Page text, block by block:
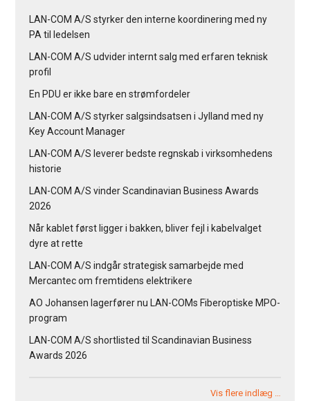
LAN-COM A/S styrker den interne koordinering med ny
PA til ledelsen
LAN-COM A/S udvider internt salg med erfaren teknisk
profil
En PDU er ikke bare en strømfordeler
LAN-COM A/S styrker salgsindsatsen i Jylland med ny
Key Account Manager
LAN-COM A/S leverer bedste regnskab i virksomhedens
historie
LAN-COM A/S vinder Scandinavian Business Awards
2026
Når kablet først ligger i bakken, bliver fejl i kabelvalget
dyre at rette
LAN-COM A/S indgår strategisk samarbejde med
Mercantec om fremtidens elektrikere
AO Johansen lagerfører nu LAN-COMs Fiberoptiske MPO-
program
LAN-COM A/S shortlisted til Scandinavian Business
Awards 2026
Vis flere indlæg …